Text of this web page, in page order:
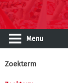
Menu
Zoekterm